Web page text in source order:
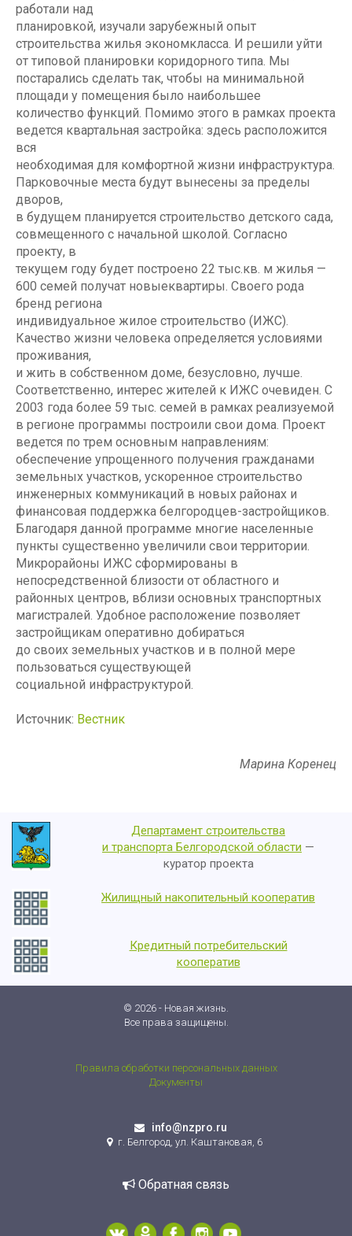
работали над
планировкой, изучали зарубежный опыт
строительства жилья экономкласса. И решили уйти
от типовой планировки коридорного типа. Мы
постарались сделать так, чтобы на минимальной
площади у помещения было наибольшее
количество функций. Помимо этого в рамках проекта
ведется квартальная застройка: здесь расположится
вся
необходимая для комфортной жизни инфраструктура.
Парковочные места будут вынесены за пределы
дворов,
в будущем планируется строительство детского сада,
совмещенного с начальной школой. Согласно
проекту, в
текущем году будет построено 22 тыс.кв. м жилья —
600 семей получат новыеквартиры. Своего рода
бренд региона
индивидуальное жилое строительство (ИЖС).
Качество жизни человека определяется условиями
проживания,
и жить в собственном доме, безусловно, лучше.
Соответственно, интерес жителей к ИЖС очевиден. С
2003 года более 59 тыс. семей в рамках реализуемой
в регионе программы построили свои дома. Проект
ведется по трем основным направлениям:
обеспечение упрощенного получения гражданами
земельных участков, ускоренное строительство
инженерных коммуникаций в новых районах и
финансовая поддержка белгородцев-застройщиков.
Благодаря данной программе многие населенные
пункты существенно увеличили свои территории.
Микрорайоны ИЖС сформированы в
непосредственной близости от областного и
районных центров, вблизи основных транспортных
магистралей. Удобное расположение позволяет
застройщикам оперативно добираться
до своих земельных участков и в полной мере
пользоваться существующей
социальной инфраструктурой.
Источник: Вестник
Марина Коренец
Департамент строительства
и транспорта Белгородской области —
куратор проекта
Жилищный накопительный кооператив
Кредитный потребительский
кооператив
© 2026 - Новая жизнь.
Все права защищены.
Правила обработки персональных данных
Документы
info@nzpro.ru
г. Белгород, ул. Каштановая, 6
Обратная связь